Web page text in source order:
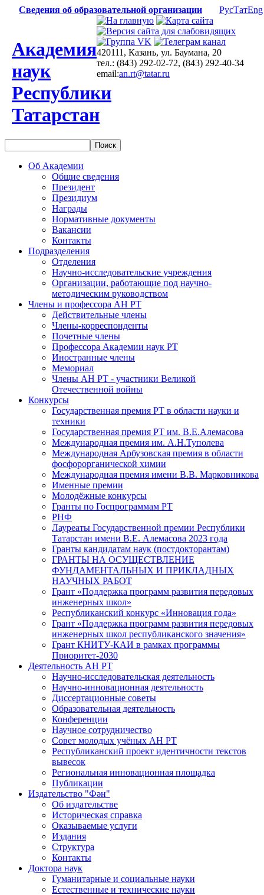
Сведения об образовательной организации РусТатEng
Академия
наук
Республики
Татарстан
420111, Казань, ул. Баумана, 20
тел.: (843) 292-02-72, (843) 292-40-34
email:an.rt@tatar.ru
Об Академии
Общие сведения
Президент
Президиум
Награды
Нормативные документы
Вакансии
Контакты
Подразделения
Отделения
Научно-исследовательские учреждения
Организации, работающие под научно-
методическим руководством
Члены и профессора АН РТ
Действительные члены
Члены-корреспонденты
Почетные члены
Профессора Академии наук РТ
Иностранные члены
Мемориал
Члены АН РТ - участники Великой
Отечественной войны
Конкурсы
Государственная премия РТ в области науки и
техники
Государственная премия РТ им. В.Е.Алемасова
Международная премия им. А.Н.Туполева
Международная Арбузовская премия в области
фосфорорганической химии
Международная премия имени В.В. Марковникова
Именные премии
Молодёжные конкурсы
Гранты по Госпрограммам РТ
РНФ
Лауреаты Государственной премии Республики
Татарстан имени В.Е. Алемасова 2023 года
Гранты кандидатам наук (постдокторантам)
ГРАНТЫ НА ОСУЩЕСТВЛЕНИЕ
ФУНДАМЕНТАЛЬНЫХ И ПРИКЛАДНЫХ
НАУЧНЫХ РАБОТ
Грант «Поддержка программ развития передовых
инженерных школ»
Республиканский конкурс «Инновация года»
Грант «Поддержка программ развития передовых
инженерных школ республиканского значения»
Грант КНИТУ-КАИ в рамках программы
Приоритет-2030
Деятельность АН РТ
Научно-исследовательская деятельность
Научно-инновационная деятельность
Диссертационные советы
Образовательная деятельность
Конференции
Научное сотрудничество
Совет молодых учёных АН РТ
Республиканский проект идентичности текстов
вывесок
Региональная инновационная площадка
Публикации
Издательство "Фән"
Об издательстве
Историческая справка
Оказываемые услуги
Издания
Структура
Контакты
Доктора наук
Гуманитарные и социальные науки
Естественные и технические науки